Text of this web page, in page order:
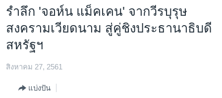
ข้าม
ไป
เนื้อหา
หลัก
ไป
โลก
เอเชีย
สหรัฐฯ
ไทย
ธุรกิจ
รำลึก 'จอห์น แม็คเคน' จากวีรบุรุษ
สงครามเวียดนาม สู่คู่ชิงประธานาธิบดี
สหรัฐฯ
สิงหาคม 27, 2561
แบ่งปัน